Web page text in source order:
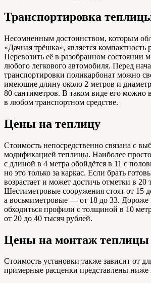
Транспортировка
Несомненным достоинством, которым
«Дачная трёшка», является компактность
Перевозить её в разобранном
любого легкового автомобиля. Перед
транспортировки поликарбонат можно
имеющие длину около 2 метров и
80 сантиметров. В таком виде его можно
в любом транспортном средстве.
Цены на теплицу
Стоимость непосредственно связана с
модификацией теплицы. Наиболее
с длиной в 4 метра обойдётся в 11 с
но это только за каркас. Если брать
возрастает и может достичь отметки в 20
Шестиметровые сооружения стоят от 15
а восьмиметровые — от 18 до 33. Дороже
обходиться профили с толщиной в 10
от 20 до 40 тысяч рублей.
Цены на монтаж теплицы
Стоимость установки также зависит от
примерные расценки представлены ниже